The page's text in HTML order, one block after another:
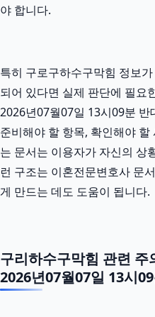
야 합니다.
특히 구로구하수구막힘 정보
되어 있다면 실제 판단에 필요
2026년07월07일 13시09분 반
준비해야 할 항목, 확인해야
는 문서는 이용자가 자신의 상
런 구조는 이혼전문변호사 문
게 만드는 데도 도움이 됩니다.
구리하수구막힘 관련 주
2026년07월07일 13시